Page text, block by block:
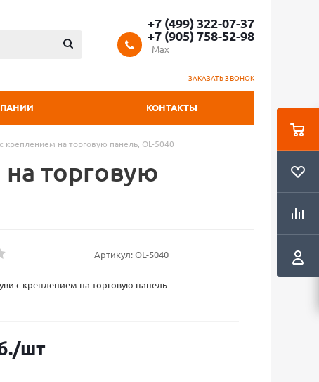
+7 (499) 322-07-37
+7 (905) 758-52-98
Max
ЗАКАЗАТЬ ЗВОНОК
КОНТАКТЫ
креплением на торговую панель, OL-5040
торговую
Артикул: OL-5040
с креплением на торговую панель
/шт